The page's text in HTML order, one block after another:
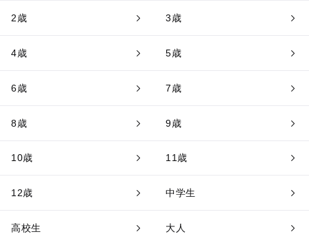
2歳 3歳
4歳 5歳
6歳 7歳
8歳 9歳
10歳 11歳
12歳 中学生
高校生 大人